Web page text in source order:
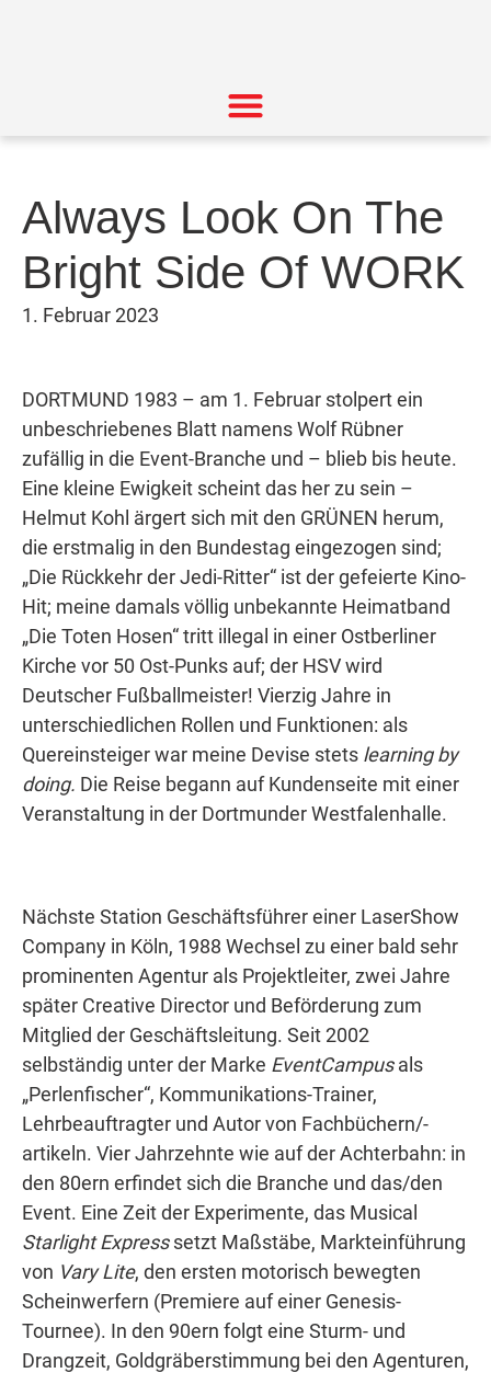
Always Look On The
Bright Side Of WORK
1. Februar 2023
DORTMUND 1983 – am 1. Februar stolpert ein
unbeschriebenes Blatt namens Wolf Rübner
zufällig in die Event-Branche und – blieb bis heute.
Eine kleine Ewigkeit scheint das her zu sein –
Helmut Kohl ärgert sich mit den GRÜNEN herum,
die erstmalig in den Bundestag eingezogen sind;
„Die Rückkehr der Jedi-Ritter“ ist der gefeierte Kino-
Hit; meine damals völlig unbekannte Heimatband
„Die Toten Hosen“ tritt illegal in einer Ostberliner
Kirche vor 50 Ost-Punks auf; der HSV wird
Deutscher Fußballmeister! Vierzig Jahre in
unterschiedlichen Rollen und Funktionen: als
Quereinsteiger war meine Devise stets learning by
doing. Die Reise begann auf Kundenseite mit einer
Veranstaltung in der Dortmunder Westfalenhalle.
Nächste Station Geschäftsführer einer LaserShow
Company in Köln, 1988 Wechsel zu einer bald sehr
prominenten Agentur als Projektleiter, zwei Jahre
später Creative Director und Beförderung zum
Mitglied der Geschäftsleitung. Seit 2002
selbständig unter der Marke EventCampusals
„Perlenfischer“, Kommunikations-Trainer,
Lehrbeauftragter und Autor von Fachbüchern/-
artikeln. Vier Jahrzehnte wie auf der Achterbahn: in
den 80ern erfindet sich die Branche und das/den
Event. Eine Zeit der Experimente, das Musical
Starlight Expresssetzt Maßstäbe, Markteinführung
von Vary Lite, den ersten motorisch bewegten
Scheinwerfern (Premiere auf einer Genesis-
Tournee). In den 90ern folgt eine Sturm- und
Drangzeit, Goldgräberstimmung bei den Agenturen,